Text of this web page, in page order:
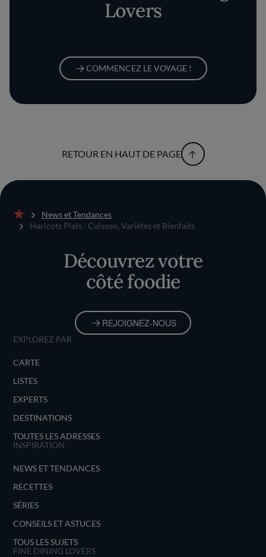
Lovers
COMMENCEZ LE VOYAGE !
RETOUR EN HAUT DE PAGE
Accueil
News et Tendances
Haricots Plats : Cuisson, Variétés et Bienfaits
Découvrez votre
côté foodie
REJOIGNEZ-NOUS
EXPLOREZ PAR
CARTE
LISTES
EXPERTS
DESTINATIONS
TOUTES LES ADRESSES
INSPIRATION
NEWS ET TENDANCES
RECETTES
SÉRIES
CONSEILS ET ASTUCES
TOUS LES SUJETS
FINE DINING LOVERS